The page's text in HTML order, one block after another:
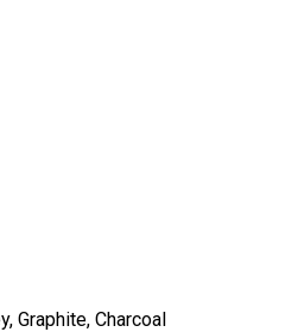
Graphite, Charcoal